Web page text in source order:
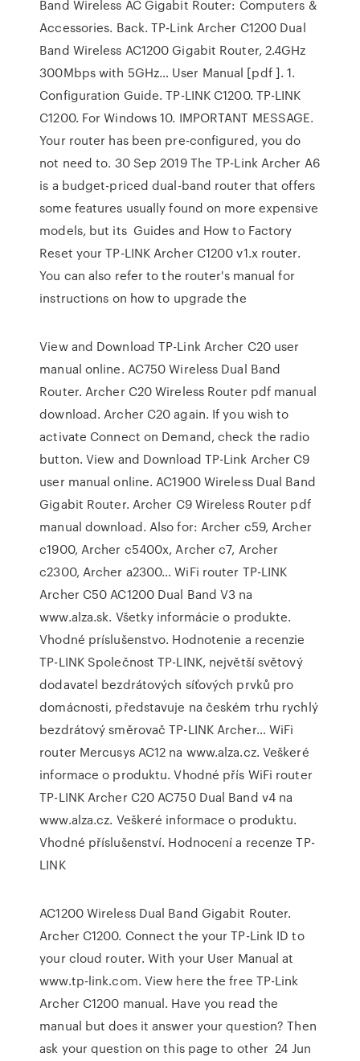
Band Wireless AC Gigabit Router: Computers &
Accessories. Back. TP-Link Archer C1200 Dual
Band Wireless AC1200 Gigabit Router, 2.4GHz
300Mbps with 5GHz… User Manual [pdf ]. 1.
Configuration Guide. TP-LINK C1200. TP-LINK
C1200. For Windows 10. IMPORTANT MESSAGE.
Your router has been pre-configured, you do
not need to. 30 Sep 2019 The TP-Link Archer A6
is a budget-priced dual-band router that offers
some features usually found on more expensive
models, but its Guides and How to Factory
Reset your TP-LINK Archer C1200 v1.x router.
You can also refer to the router's manual for
instructions on how to upgrade the
View and Download TP-Link Archer C20 user
manual online. AC750 Wireless Dual Band
Router. Archer C20 Wireless Router pdf manual
download. Archer C20 again. If you wish to
activate Connect on Demand, check the radio
button. View and Download TP-Link Archer C9
user manual online. AC1900 Wireless Dual Band
Gigabit Router. Archer C9 Wireless Router pdf
manual download. Also for: Archer c59, Archer
c1900, Archer c5400x, Archer c7, Archer
c2300, Archer a2300… WiFi router TP-LINK
Archer C50 AC1200 Dual Band V3 na
www.alza.sk. Všetky informácie o produkte.
Vhodné príslušenstvo. Hodnotenie a recenzie
TP-LINK Společnost TP-LINK, největší světový
dodavatel bezdrátových síťových prvků pro
domácnosti, představuje na českém trhu rychlý
bezdrátový směrovač TP-LINK Archer… WiFi
router Mercusys AC12 na www.alza.cz. Veškeré
informace o produktu. Vhodné přís WiFi router
TP-LINK Archer C20 AC750 Dual Band v4 na
www.alza.cz. Veškeré informace o produktu.
Vhodné příslušenství. Hodnocení a recenze TP-
LINK
AC1200 Wireless Dual Band Gigabit Router.
Archer C1200. Connect the your TP-Link ID to
your cloud router. With your User Manual at
www.tp-link.com. View here the free TP-Link
Archer C1200 manual. Have you read the
manual but does it answer your question? Then
ask your question on this page to other 24 Jun